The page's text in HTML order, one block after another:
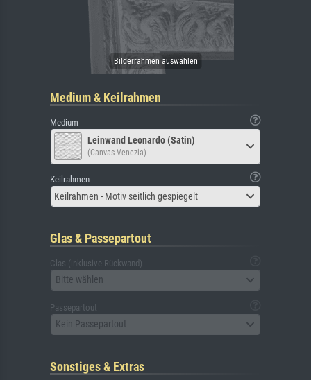
Medium & Keilrahmen
Medium
Leinwand Leonardo (Satin)
(Canvas Venezia)
Keilrahmen
Keilrahmen - Motiv seitlich gespiegelt
Glas & Passepartout
Glas (inklusive Rückwand)
Bitte wählen
Passepartout
Kein Passepartout
Sonstiges & Extras